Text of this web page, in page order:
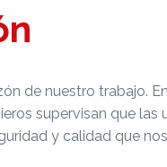
de nuestro trabajo.
supervisan que las
y calidad que